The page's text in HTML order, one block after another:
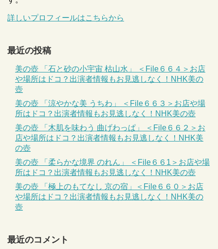
詳しいプロフィールはこちらから
最近の投稿
美の壺 「石と砂の小宇宙 枯山水」 ＜File６６４＞お店
や場所はドコ？出演者情報もお見逃しなく！NHK美の
壺
美の壺 「涼やかな美 うちわ」 ＜File６６３＞お店や場
所はドコ？出演者情報もお見逃しなく！NHK美の壺
美の壺 「木肌を味わう 曲げわっぱ」 ＜File６６２＞お
店や場所はドコ？出演者情報もお見逃しなく！NHK美
の壺
美の壺 「柔らかな境界 のれん」 ＜File６６1＞お店や場
所はドコ？出演者情報もお見逃しなく！NHK美の壺
美の壺 「極上のもてなし 京の宿」＜File６６０＞お店
や場所はドコ？出演者情報もお見逃しなく！NHK美の
壺
最近のコメント